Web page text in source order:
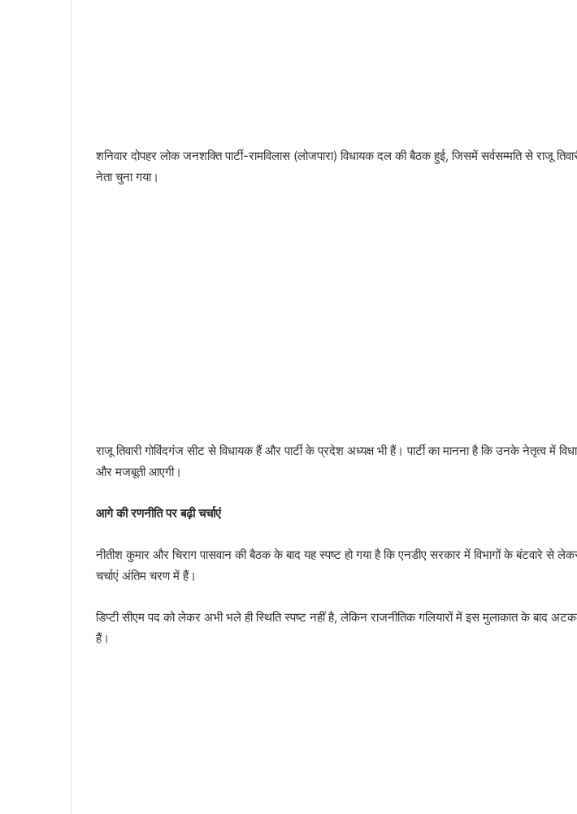
शनिवार दोपहर लोक जनशक्ति पार्टी-रामविलास (लोजपारा) विधायक दल की बैठक हुई, जिसमें सर्वसम्मति से राजू
नेता चुना गया।
राजू तिवारी गोविंदगंज सीट से विधायक हैं और पार्टी के प्रदेश अध्यक्ष भी हैं। पार्टी का मानना है कि उनके नेतृत्व में
और मजबूती आएगी।
आगे की रणनीति पर बढ़ी चर्चाएं
नीतीश कुमार और चिराग पासवान की बैठक के बाद यह स्पष्ट हो गया है कि एनडीए सरकार में विभागों के बंटवारे से
चर्चाएं अंतिम चरण में हैं।
डिप्टी सीएम पद को लेकर अभी भले ही स्थिति स्पष्ट नहीं है, लेकिन राजनीतिक गलियारों में इस मुलाकात के बाद
हैं।